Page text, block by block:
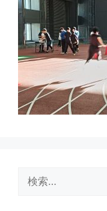
索: